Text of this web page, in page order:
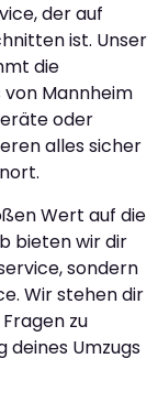
der auf
ist. Unser
die
Mannheim
oder
alles sicher
Wert auf die
bieten wir dir
sondern
Wir stehen dir
zu
deines Umzugs